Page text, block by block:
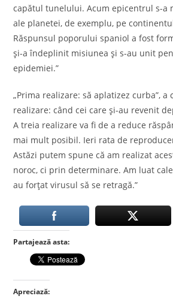
capătul tunelului. Acum epicentrul s-a
ale planetei, de exemplu, pe
Răspunsul poporului spaniol a fost
și-a îndeplinit misiunea și s-au unit
epidemiei.”
„Prima realizare: să aplatizez curba”, a
realizare: când cei care și-au revenit
A treia realizare va fi de a reduce
mai mult posibil. Ieri rata de
Astăzi putem spune că am realizat
noroc, ci prin determinare. Am luat
au forțat virusul să se retragă.”
Partajează asta:
Apreciază: